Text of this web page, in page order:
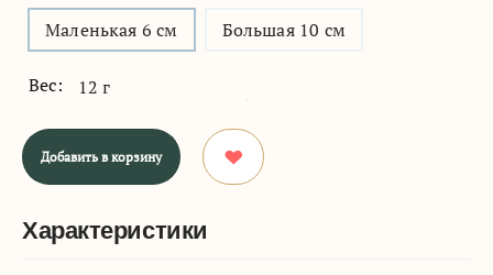
Маленькая 6 см Большая 10 см
Вес: 12 г
Добавить в корзину
Характеристики